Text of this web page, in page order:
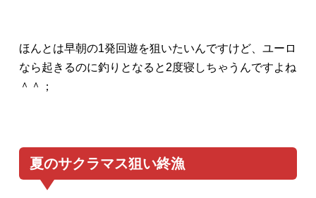
ほんとは早朝の1発回遊を狙いたいんですけど、ユーロ
なら起きるのに釣りとなると2度寝しちゃうんですよね
＾＾；
夏のサクラマス狙い終漁